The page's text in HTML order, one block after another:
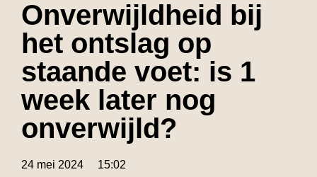
Onverwijldheid bij
het ontslag op
staande voet: is 1
week later nog
onverwijld?
24 mei 2024 15:02